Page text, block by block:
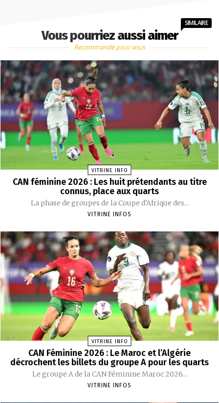
Vous pourriez aussi aimer
SIMILAIRE
Recommandé pour vous
VITRINE INFO
CAN féminine 2026 : Les huit prétendants au titre
connus, place aux quarts
La phase de groupes de la Coupe d’Afrique des...
VITRINE INFOS
VITRINE INFO
CAN Féminine 2026 : Le Maroc et l’Algérie
décrochent les billets du groupe A pour les quarts
Le groupe A de la CAN Féminine Maroc 2026...
VITRINE INFOS